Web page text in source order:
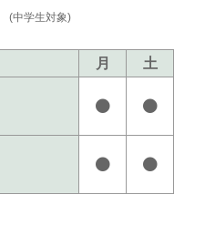
(中学生対象)
月 土